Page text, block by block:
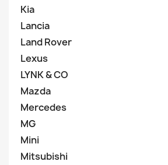
Kia
Lancia
Land Rover
Lexus
LYNK & CO
Mazda
Mercedes
MG
Mini
Mitsubishi